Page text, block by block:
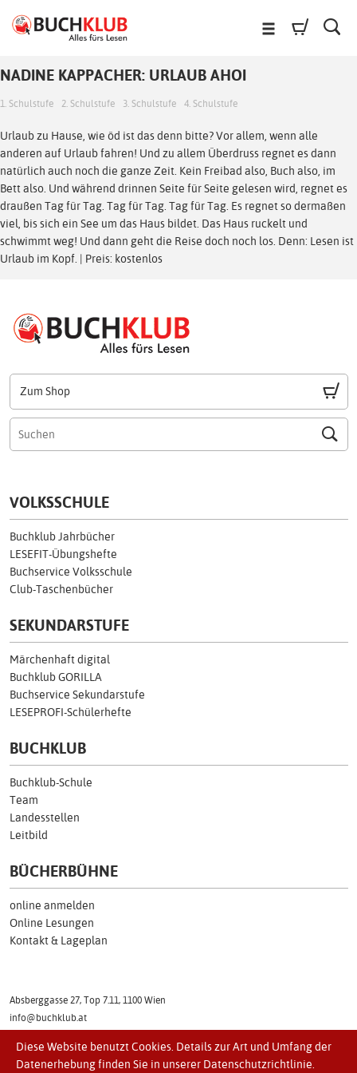
Diese Website benutzt Cookies. Details zur Art und Umfang der
Datenerhebung finden Sie in unserer Datenschutzrichtlinie.
NADINE KAPPACHER: URLAUB AHOI
1. Schulstufe 2. Schulstufe 3. Schulstufe 4. Schulstufe
Urlaub zu Hause, wie öd ist das denn bitte? Vor allem, wenn alle
anderen auf Urlaub fahren! Und zu allem Überdruss regnet es dann
natürlich auch noch die ganze Zeit. Kein Freibad also, Buch also, im
Bett also. Und während drinnen Seite für Seite gelesen wird, regnet es
draußen Tag für Tag. Tag für Tag. Tag für Tag. Es regnet so dermaßen
viel, bis sich ein See um das Haus bildet. Das Haus ruckelt und
schwimmt weg! Und dann geht die Reise doch noch los. Denn: Lesen ist
Urlaub im Kopf. | Preis: kostenlos
Zum Shop
VOLKSSCHULE
Buchklub Jahrbücher
LESEFIT-Übungshefte
Buchservice Volksschule
Club-Taschenbücher
SEKUNDARSTUFE
Märchenhaft digital
Buchklub GORILLA
Buchservice Sekundarstufe
LESEPROFI-Schülerhefte
BUCHKLUB
Buchklub-Schule
Team
Landesstellen
Leitbild
BÜCHERBÜHNE
online anmelden
Online Lesungen
Kontakt & Lageplan
Absberggasse 27, Top 7.11, 1100 Wien
info@buchklub.at